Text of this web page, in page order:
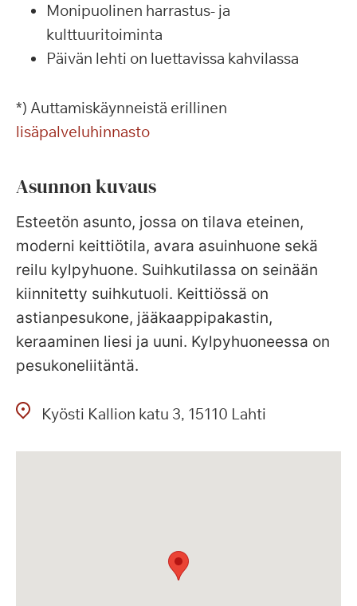
Monipuolinen harrastus- ja
kulttuuritoiminta
Päivän lehti on luettavissa kahvilassa
*) Auttamiskäynneistä erillinen
lisäpalveluhinnasto
Asunnon kuvaus
Esteetön asunto, jossa on tilava eteinen,
moderni keittiötila, avara asuinhuone sekä
reilu kylpyhuone. Suihkutilassa on seinään
kiinnitetty suihkutuoli. Keittiössä on
astianpesukone, jääkaappipakastin,
keraaminen liesi ja uuni. Kylpyhuoneessa on
pesukoneliitäntä.
Kyösti Kallion katu 3 15110 Lahti